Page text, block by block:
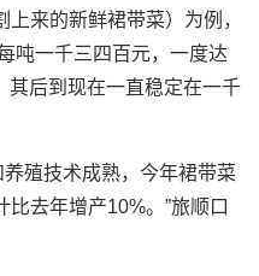
上来的新鲜裙带菜）为例，
吨一千三四百元，一度达
其后到现在一直稳定在一千
殖技术成熟，今年裙带菜
比去年增产10%。”旅顺口